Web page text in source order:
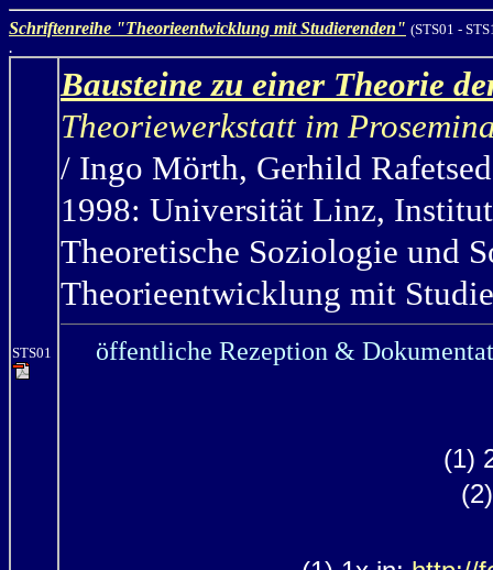
Schriftenreihe "Theorieentwicklung mit Studierenden" (STS01 -
.
STS01
Bausteine zu einer Theorie
Theoriewerkstatt im
/ Ingo Mörth, Gerhild
1998: Universität Linz,
Theoretische Soziologie und
Theorieentwicklung mit
öffentliche Rezeption &
(1)